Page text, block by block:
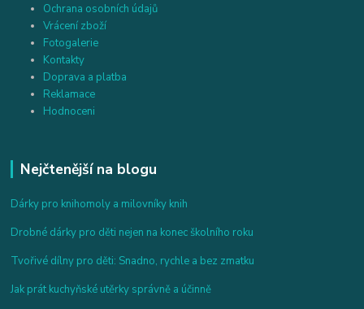
Ochrana osobních údajů
Vrácení zboží
Fotogalerie
Kontakty
Doprava a platba
Reklamace
Hodnoceni
Nejčtenější na blogu
Dárky pro knihomoly a milovníky knih
Drobné dárky pro děti nejen na konec školního roku
Tvořivé dílny pro děti: Snadno, rychle a bez zmatku
Jak prát kuchyňské utěrky správně a účinně